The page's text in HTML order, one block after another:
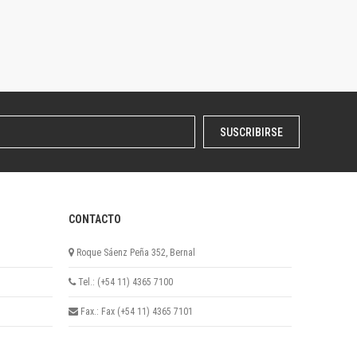
SUSCRIBIRSE
CONTACTO
Roque Sáenz Peña 352, Bernal
Tel.: (+54 11) 4365 7100
Fax.: Fax (+54 11) 4365 7101